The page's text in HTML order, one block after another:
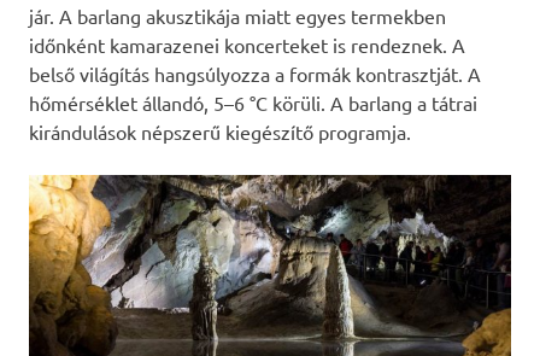
jár. A barlang akusztikája miatt egyes termekben
időnként kamarazenei koncerteket is rendeznek. A
belső világítás hangsúlyozza a formák kontrasztját. A
hőmérséklet állandó, 5–6 °C körüli. A barlang a tátrai
kirándulások népszerű kiegészítő programja.